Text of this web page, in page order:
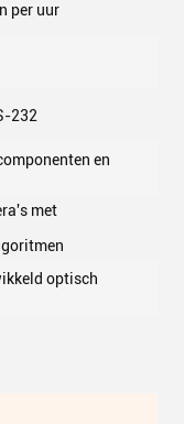
per uur
232
en
met
optisch